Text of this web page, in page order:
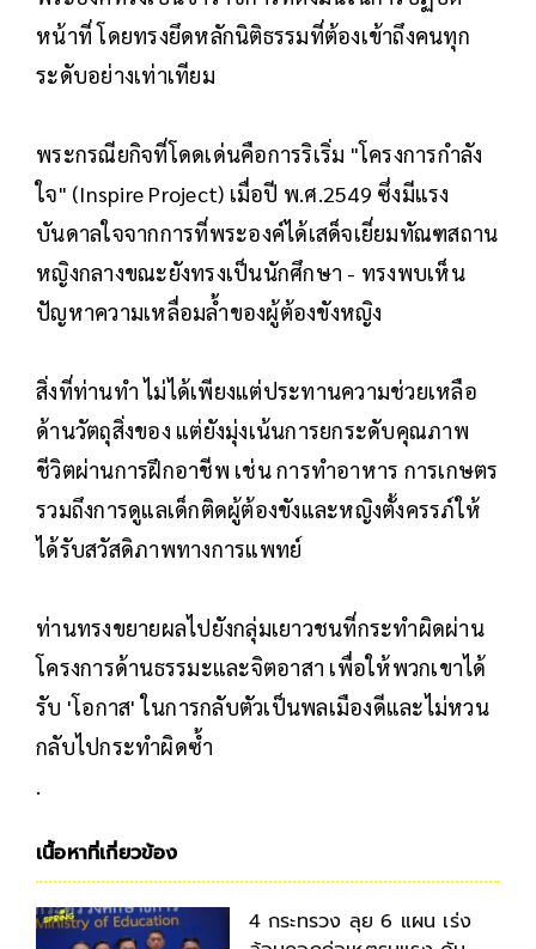
หน้าที่ โดยทรงยึดหลักนิติธรรมที่ต้องเข้าถึงคนทุก
ระดับอย่างเท่าเทียม
พระกรณียกิจที่โดดเด่นคือการริเริ่ม "โครงการกำลัง
ใจ" (Inspire Project) เมื่อปี พ.ศ.2549 ซึ่งมีแรง
บันดาลใจจากการที่พระองค์ได้เสด็จเยี่ยมทัณฑสถาน
หญิงกลางขณะยังทรงเป็นนักศึกษา - ทรงพบเห็น
ปัญหาความเหลื่อมล้ำของผู้ต้องขังหญิง
สิ่งที่ท่านทำ ไม่ได้เพียงแต่ประทานความช่วยเหลือ
ด้านวัตถุสิ่งของ แต่ยังมุ่งเน้นการยกระดับคุณภาพ
ชีวิตผ่านการฝึกอาชีพ เช่น การทำอาหาร การเกษตร
รวมถึงการดูแลเด็กติดผู้ต้องขังและหญิงตั้งครรภ์ให้
ได้รับสวัสดิภาพทางการแพทย์
ท่านทรงขยายผลไปยังกลุ่มเยาวชนที่กระทำผิดผ่าน
โครงการด้านธรรมะและจิตอาสา เพื่อให้พวกเขาได้
รับ 'โอกาส' ในการกลับตัวเป็นพลเมืองดีและไม่หวน
กลับไปกระทำผิดซ้ำ
เนื้อหาที่เกี่ยวข้อง
4 กระทรวง ลุย 6 แผน เร่ง